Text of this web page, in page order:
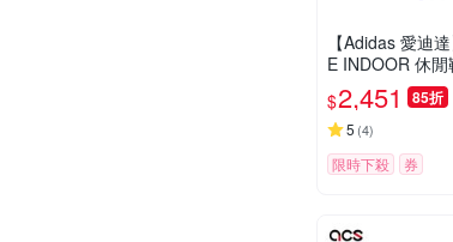
【Adidas 愛迪
E INDOOR 休
男女 A-JQ8385
C-JR3731 精選四
$2,451 85折
5 (4)
限時下殺 券